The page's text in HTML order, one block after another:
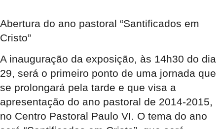
Abertura do ano pastoral “Santificados em
Cristo”
A inauguração da exposição, às 14h30 do dia
29, será o primeiro ponto de uma jornada que
se prolongará pela tarde e que visa a
apresentação do ano pastoral de 2014-2015,
no Centro Pastoral Paulo VI. O tema do ano